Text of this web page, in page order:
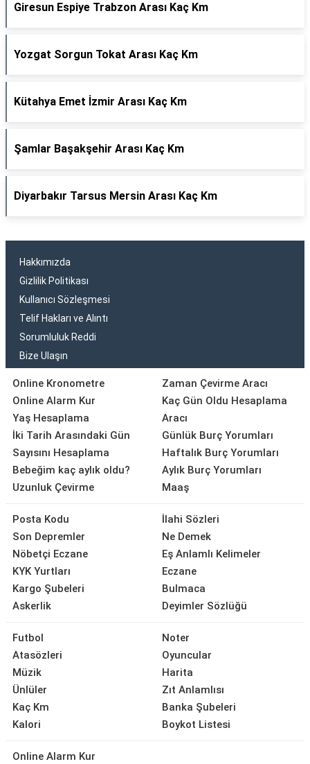
Giresun Espiye Trabzon Arası Kaç Km
Yozgat Sorgun Tokat Arası Kaç Km
Kütahya Emet İzmir Arası Kaç Km
Şamlar Başakşehir Arası Kaç Km
Diyarbakır Tarsus Mersin Arası Kaç Km
Hakkımızda
Gizlilik Politikası
Kullanıcı Sözleşmesi
Telif Hakları ve Alıntı
Sorumluluk Reddi
Bize Ulaşın
Online Kronometre
Online Alarm Kur
Yaş Hesaplama
İki Tarih Arasındaki Gün
Sayısını Hesaplama
Bebeğim kaç aylık oldu?
Uzunluk Çevirme
Zaman Çevirme Aracı
Kaç Gün Oldu Hesaplama
Aracı
Günlük Burç Yorumları
Haftalık Burç Yorumları
Aylık Burç Yorumları
Maaş
Posta Kodu
Son Depremler
Nöbetçi Eczane
KYK Yurtları
Kargo Şubeleri
Askerlik
İlahi Sözleri
Ne Demek
Eş Anlamlı Kelimeler
Eczane
Bulmaca
Deyimler Sözlüğü
Futbol
Atasözleri
Müzik
Ünlüler
Kaç Km
Kalori
Noter
Oyuncular
Harita
Zıt Anlamlısı
Banka Şubeleri
Boykot Listesi
Online Alarm Kur